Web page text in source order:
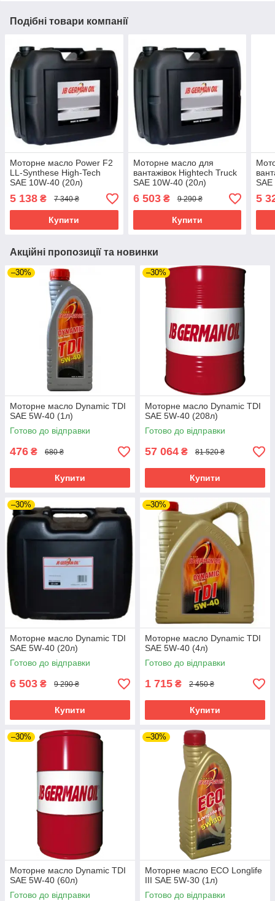
Подібні товари компанії
Моторне масло Power F2
LL-Synthese High-Tech
SAE 10W-40 (20л)
5 138 ₴ 7 340 ₴
Купити
Моторне масло для
вантажівок Hightech Truck
SAE 10W-40 (20л)
6 503₴ 9 290 ₴
Купити
5
Акційні пропозиції та новинки
–30%
Моторне масло Dynamic TDI
SAE 5W-40 (1л)
Готово до відправки
476 ₴ 680 ₴
Купити
–30%
Моторне масло Dynamic TDI
SAE 5W-40 (208л)
Готово до відправки
57 064 ₴ 81 520 ₴
Купити
–30%
Моторне масло Dynamic TDI
SAE 5W-40 (20л)
Готово до відправки
6 503 ₴ 9 290 ₴
Купити
–30%
Моторне масло Dynamic TDI
SAE 5W-40 (4л)
Готово до відправки
1 715 ₴ 2 450 ₴
Купити
–30%
Моторне масло Dynamic TDI
SAE 5W-40 (60л)
Готово до відправки
–30%
Моторне масло ECO Longlife
III SAE 5W-30 (1л)
Готово до відправки